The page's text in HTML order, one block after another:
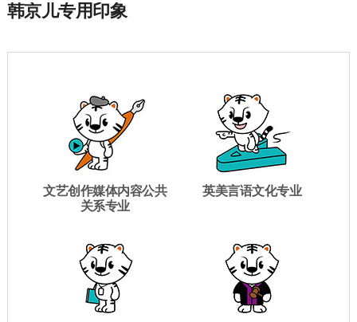
韩京儿专用印象
文艺创作媒体内容公共
关系专业
英美言语文化专业